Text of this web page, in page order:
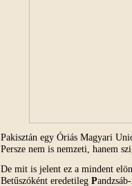
Pakisztán egy Óriás Magyari
Persze nem is nemzeti, hanem
De mit is jelent ez a mindent
Betűszóként eredetilegPandzsáb-